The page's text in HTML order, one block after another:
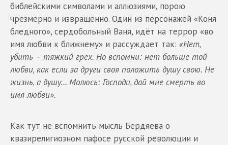
библейскими символами и аллюзиями, порою
чрезмерно и извращённо. Один из персонажей «Коня
бледного», сердобольный Ваня, идёт на террор «во
имя любви к ближнему» и рассуждает так: «Нет,
убить – тяжкий грех. Но вспомни: нет больше той
любви, как если за други своя положить душу свою. Не
жизнь, а душу… Молюсь: Господи, дай мне смерть во
имя любви».
Как тут не вспомнить мысль Бердяева о
квазирелигиозном пафосе русской революции и